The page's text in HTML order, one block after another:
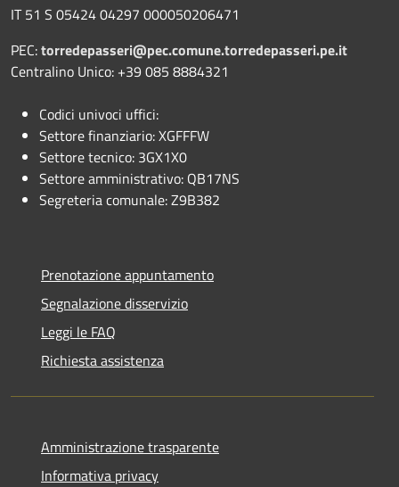
IT 51 S 05424 04297 000050206471
PEC:torredepasseri@pec.comune.torredepasseri.pe.it
Centralino Unico: +39 085 8884321
Codici univoci uffici:
Settore finanziario: XGFFFW
Settore tecnico: 3GX1X0
Settore amministrativo: QB17NS
Segreteria comunale: Z9B382
Prenotazione appuntamento
Segnalazione disservizio
Leggi le FAQ
Richiesta assistenza
Amministrazione trasparente
Informativa privacy